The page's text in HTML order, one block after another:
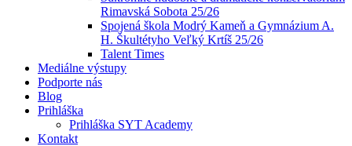
Rimavská Sobota 25/26
Spojená škola Modrý Kameň a Gymnázium A.
H. Škultétyho Veľký Krtíš 25/26
Talent Times
Mediálne výstupy
Podporte nás
Blog
Prihláška
Prihláška SYT Academy
Kontakt